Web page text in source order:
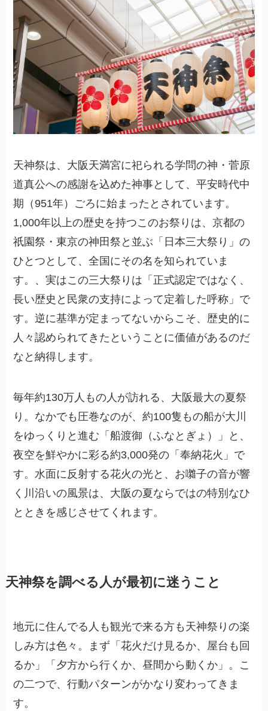
天神祭は、大阪天満宮に祀られる学問の神・菅原
道真公への感謝を込めた神事として、平安時代中
期（951年）ごろに始まったとされています。
1,000年以上の歴史を持つこのお祭りは、京都の
祇園祭・東京の神田祭と並ぶ「日本三大祭り」の
ひとつとして、全国にその名を知られていま
す。、実はこの三大祭りは「正式認定ではなく、
長い歴史と民衆の支持によって定着した呼称」で
す。逆に基準が定まってないからこそ、歴史的に
人々認められてきたということに価値があるのだ
なと納得します。
毎年約130万人もの人が訪れる、大阪最大の夏祭
り。なかでも圧巻なのが、約100隻もの船が大川
をゆっくりと進む「船渡御（ふなとぎょ）」と、
夜空を鮮やかに彩る約3,000発の「奉納花火」で
す。水面に反射する花火の光と、お囃子の音が響
く川沿いの風景は、大阪の夏ならではの特別なひ
とときを感じさせてくれます。
天神祭を調べる人が最初に迷うこと
地元に住んでる人も観光で来る方も天神祭りの楽
しみ方は色々。まず「花火だけ見るか、屋台も回
るか」「夕方から行くか、昼間から動くか」。こ
の二つで、行動パターンがかなり変わってきま
す。